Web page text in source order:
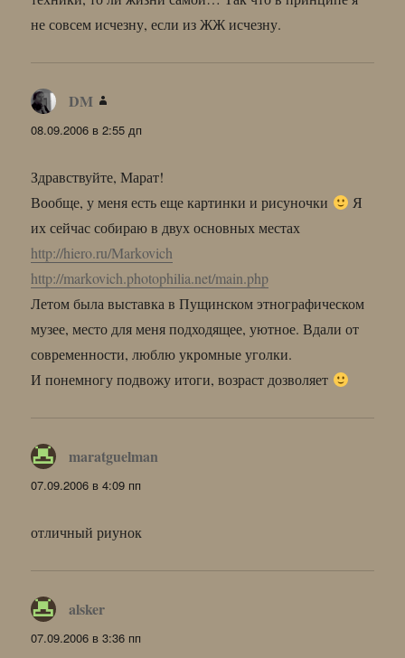
не совсем исчезну, если из ЖЖ исчезну.
DM
08.09.2006 в 2:55 дп
Здравствуйте, Марат!
Вообще, у меня есть еще картинки и рисуночки
Я
их сейчас собираю в двух основных местах
http://hiero.ru/Markovich
http://markovich.photophilia.net/main.php
Летом была выставка в Пущинском этнографическом
музее, место для меня подходящее, уютное. Вдали от
современности, люблю укромные уголки.
И понемногу подвожу итоги, возраст дозволяет
maratguelman
07.09.2006 в 4:09 пп
отличный риунок
alsker
07.09.2006 в 3:36 пп